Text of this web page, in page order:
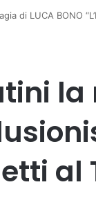
di LUCA BONO
al